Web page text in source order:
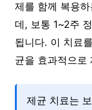
제를 함께 복용
데, 보통 1~2주
됩니다. 이 치료
균을 효과적으로
제균 치료는